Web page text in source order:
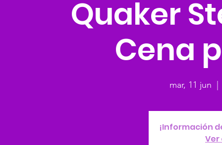
Quaker
Cena
mar, 11 jun
¡Información